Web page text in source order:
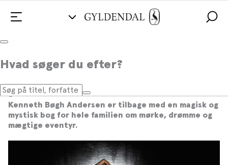
Hvad søger du efter?
“At læse DRØMMESLOT skulle gerne
føles som at være fanget i en drøm. En
god drøm, altså.”
Kenneth Bøgh Andersen er tilbage med en magisk og
mystisk bog for hele familien om mørke, drømme og
mægtige eventyr.